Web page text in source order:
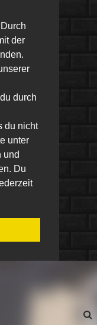
der
durch
du nicht
unter
und
Du